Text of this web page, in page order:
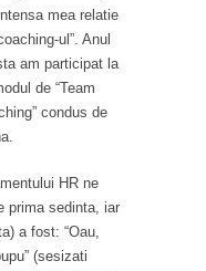
mea relatie
ul”. Anul
am participat la
de “Team
condus de
HR ne
prima sedinta, iar
a fost: “Oau,
(sesizati